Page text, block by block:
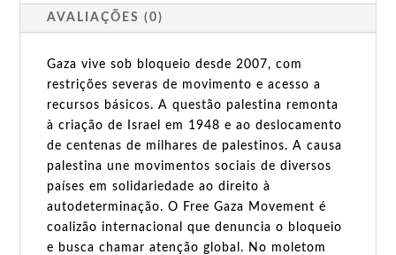
AVALIAÇÕES (0)
Gaza vive sob bloqueio desde 2007, com
restrições severas de movimento e acesso a
recursos básicos. A questão palestina remonta
à criação de Israel em 1948 e ao deslocamento
de centenas de milhares de palestinos. A causa
palestina une movimentos sociais de diversos
países em solidariedade ao direito à
autodeterminação. O Free Gaza Movement é
coalizão internacional que denuncia o bloqueio
e busca chamar atenção global. No moletom